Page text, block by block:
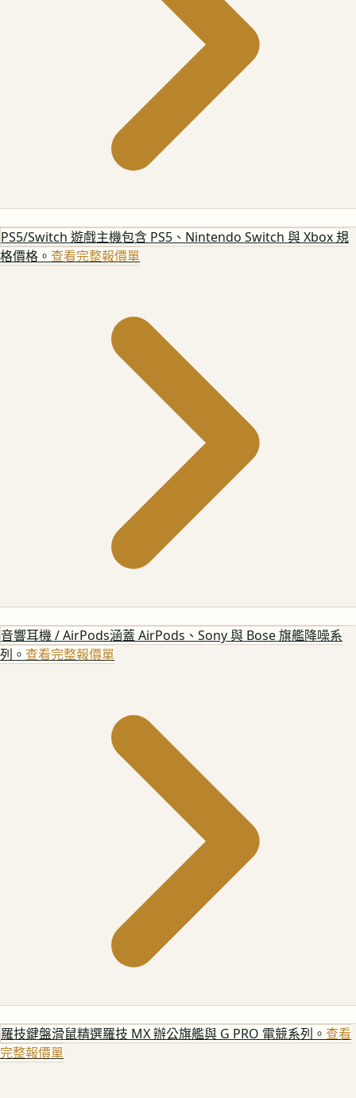
PS5/Switch 遊戲主機包含 PS5、Nintendo Switch 與 Xbox 規
格價格。 查看完整報價單
音響耳機 / AirPods涵蓋 AirPods、Sony 與 Bose 旗艦降噪系
列。 查看完整報價單
羅技鍵盤滑鼠精選羅技 MX 辦公旗艦與 G PRO 電競系列。 查看
完整報價單